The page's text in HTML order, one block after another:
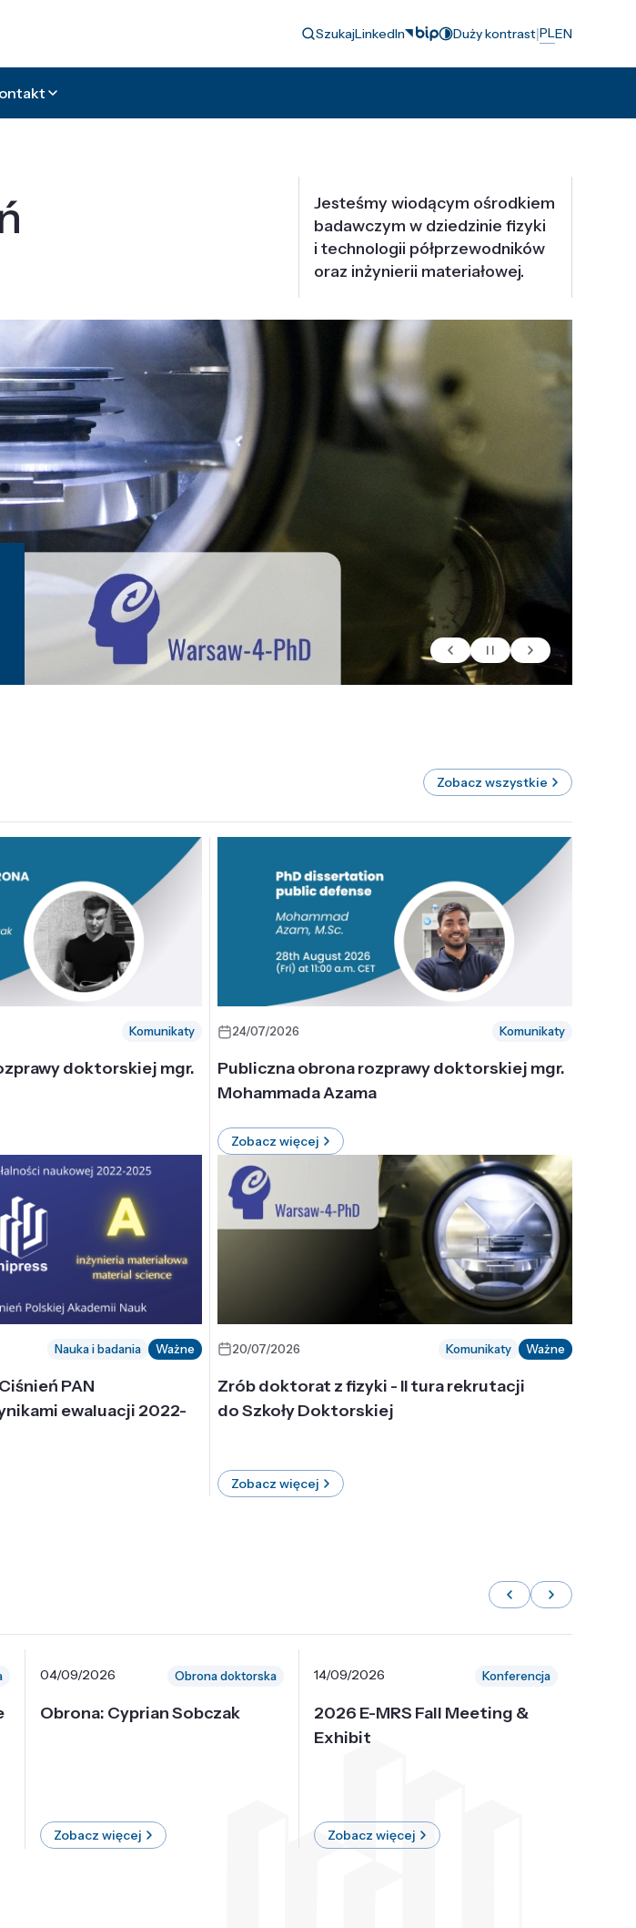
SzukajLinkedIn Duży kontrast|PLEN
Jesteśmy wiodącym ośrodkiem
badawczym w dziedzinie fizyki
i technologii półprzewodników
oraz inżynierii materiałowej.
Zobacz wszystkie
Komunikaty
doktorskiej mgr.
24/07/2026 Komunikaty
Publiczna obrona rozprawy doktorskiej mgr.
Mohammada Azama
Zobacz więcej
Nauka i badania Ważne
PAN
ewaluacji 2022-
20/07/2026 Komunikaty Ważne
Zrób doktorat z fizyki - II tura rekrutacji
do Szkoły Doktorskiej
Zobacz więcej
04/09/2026 Obrona doktorska
Obrona: Cyprian Sobczak
Zobacz więcej
14/09/2026 Konferencja
2026 E-MRS Fall Meeting &
Exhibit
Zobacz więcej